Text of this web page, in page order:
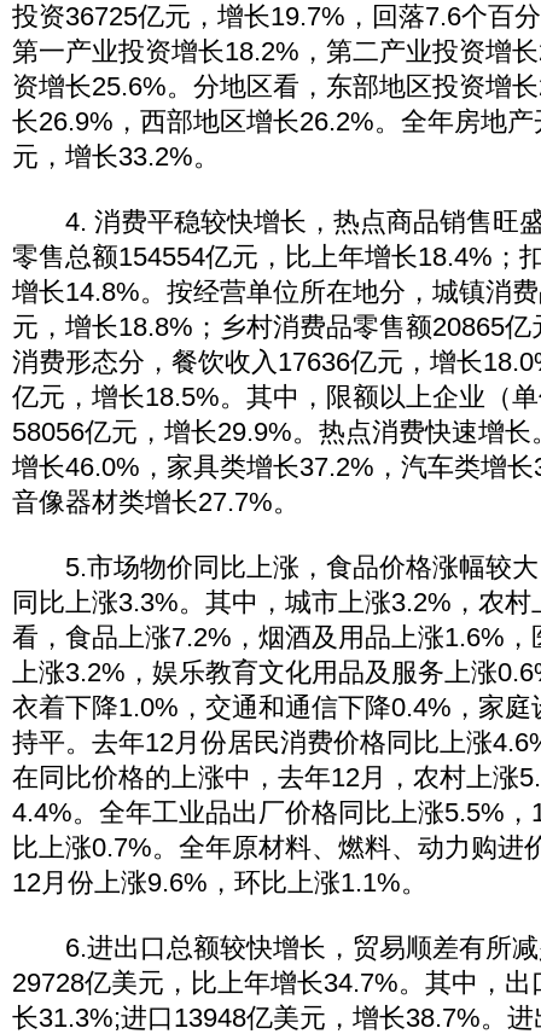
投资36725亿元，增长19.7%，回落7.6个百
第一产业投资增长18.2%，第二产业投资增
资增长25.6%。分地区看，东部地区投资增
长26.9%，西部地区增长26.2%。全年房地
元，增长33.2%。
4. 消费平稳较快增长，热点商品销售旺
零售总额154554亿元，比上年增长18.4%；
增长14.8%。按经营单位所在地分，城镇消
元，增长18.8%；乡村消费品零售额20865
消费形态分，餐饮收入17636亿元，增长
亿元，增长18.5%。其中，限额以上企业（
58056亿元，增长29.9%。热点消费快速增
增长46.0%，家具类增长37.2%，汽车类增
音像器材类增长27.7%。
5.市场物价同比上涨，食品价格涨幅较大
同比上涨3.3%。其中，城市上涨3.2%，农
看，食品上涨7.2%，烟酒及用品上涨1.6%
上涨3.2%，娱乐教育文化用品及服务上涨
衣着下降1.0%，交通和通信下降0.4%，家
持平。去年12月份居民消费价格同比上涨
在同比价格的上涨中，去年12月，农村上涨
4.4%。全年工业品出厂价格同比上涨5.5%
比上涨0.7%。全年原材料、燃料、动力购进
12月份上涨9.6%，环比上涨1.1%。
6.进出口总额较快增长，贸易顺差有所减
29728亿美元，比上年增长34.7%。其中，
长31.3%;进口13948亿美元，增长38.7%。